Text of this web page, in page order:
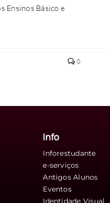
Ensinos Básico e
0
a
Info
Inforestudante
e-serviços
Antigos Alunos
Eventos
Identidade Visual